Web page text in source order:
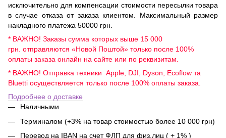
исключительно для компенсации стоимости пересылки товара
в случае отказа от заказа клиентом. Максимальный размер
накладного платежа 50000 грн.
* ВАЖНО! Заказы сумма которых выше 15 000
грн. отправляются «Новой Поштой» только после 100%
оплаты заказа онлайн на сайте или по реквизитам.
* ВАЖНО! Отправка техники Apple, DJI, Dyson, Ecoflow та
Bluetti осуществляется только после 100% оплаты заказа.
Подробнее о доставке
Наличными
Терминалом (+3% на товар стоимостью более 10 000 грн)
Перевод на IBAN на счет ФЛП для физ.лиц ( + 1% )